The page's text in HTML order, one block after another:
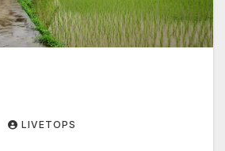
LIVETOPS